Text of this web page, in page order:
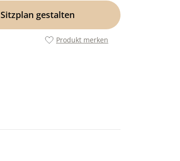
Sitzplan gestalten
Produkt merken